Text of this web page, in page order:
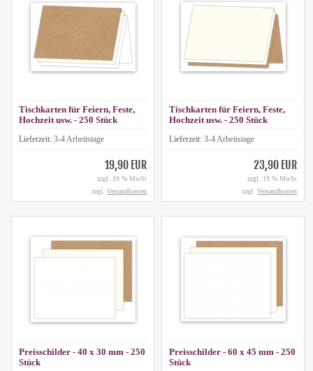
Tischkarten für Feiern, Feste,
Hochzeit usw. - 250 Stück
Lieferzeit: 3-4 Arbeitstage
19,90 EUR
zzgl. 19 % MwSt
zzgl.Versandkosten
Tischkarten für Feiern, Feste,
Hochzeit usw. - 250 Stück
Lieferzeit:3-4 Arbeitstage
23,90 EUR
zzgl. 19 % MwSt
zzgl.Versandkosten
Preisschilder - 40 x 30 mm - 250
Stück
Preisschilder - 60 x 45 mm - 250
Stück